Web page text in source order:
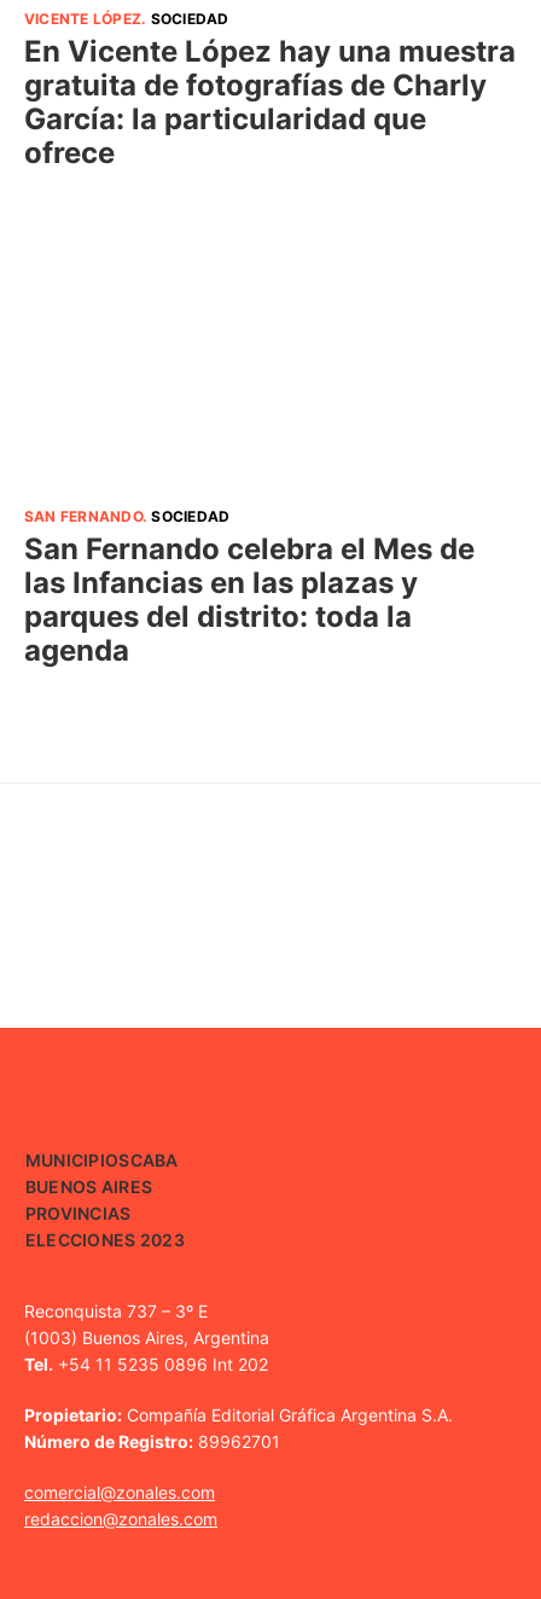
VICENTE LÓPEZ. SOCIEDAD
En Vicente López hay una muestra
gratuita de fotografías de Charly
García: la particularidad que
ofrece
SAN FERNANDO.SOCIEDAD
San Fernando celebra el Mes de
las Infancias en las plazas y
parques del distrito: toda la
agenda
MUNICIPIOSCABA
BUENOS AIRES
PROVINCIAS
ELECCIONES 2023
Reconquista 737 – 3º E
(1003) Buenos Aires, Argentina
Tel. +54 11 5235 0896 Int 202
Propietario: Compañía Editorial Gráfica Argentina S.A.
Número de Registro: 89962701
comercial@zonales.com
redaccion@zonales.com